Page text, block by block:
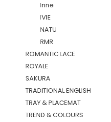
Inne
IVIE
NATU
RMR
ROMANTIC LACE
ROYALE
SAKURA
TRADITIONAL ENGLISH
TRAY & PLACEMAT
TREND & COLOURS